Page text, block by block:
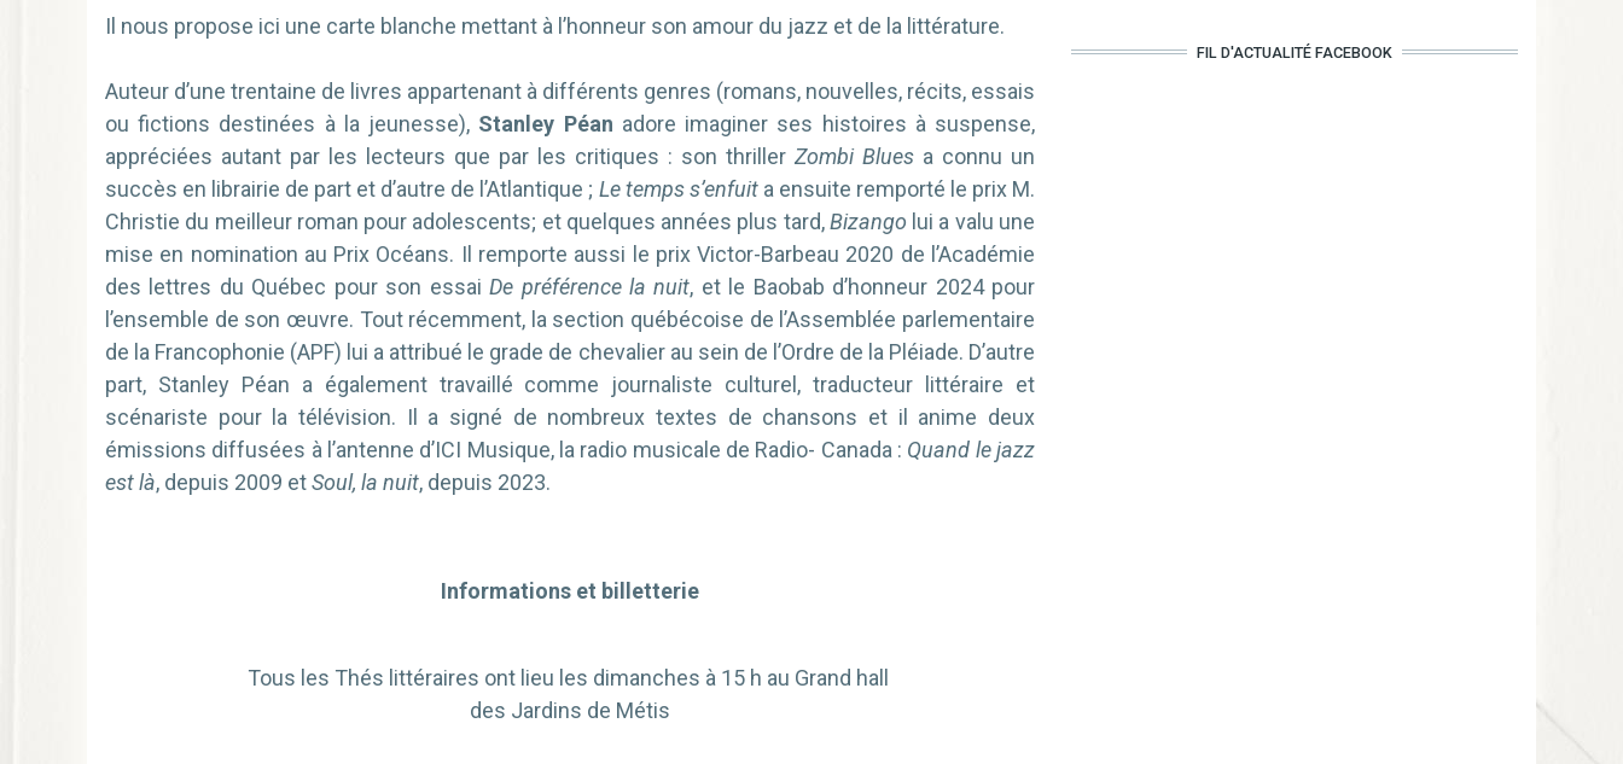
Il nous propose ici une carte blanche mettant à l’honneur son amour du jazz et de la littérature.
Auteur d’une trentaine de livres appartenant à différents genres (romans, nouvelles, récits, essais
ou fictions destinées à la jeunesse), Stanley Péan adore imaginer ses histoires à suspense,
appréciées autant par les lecteurs que par les critiques : son thriller Zombi Blues a connu un
succès en librairie de part et d’autre de l’Atlantique ; Le temps s’enfuit a ensuite remporté le prix M.
Christie du meilleur roman pour adolescents; et quelques années plus tard,Bizango lui a valu une
mise en nomination au Prix Océans. Il remporte aussi le prix Victor-Barbeau 2020 de l’Académie
des lettres du Québec pour son essaiDe préférence la nuit, et le Baobab d’honneur 2024 pour
l’ensemble de son œuvre. Tout récemment, la section québécoise de l’Assemblée parlementaire
de la Francophonie (APF) lui a attribué le grade de chevalier au sein de l’Ordre de la Pléiade. D’autre
part, Stanley Péan a également travaillé comme journaliste culturel, traducteur littéraire et
scénariste pour la télévision. Il a signé de nombreux textes de chansons et il anime deux
émissions diffusées à l’antenne d’ICI Musique, la radio musicale de Radio- Canada : Quand le jazz
est là, depuis 2009 etSoul, la nuit, depuis 2023.
Informations et billetterie
Tous les Thés littéraires ont lieu les dimanches à 15 h au Grand hall
des Jardins de Métis
FIL D'ACTUALITÉ FACEBOOK